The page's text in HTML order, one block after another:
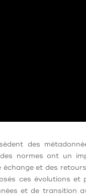
des
normes ont un
et des retours
ces évolutions et
et de transition